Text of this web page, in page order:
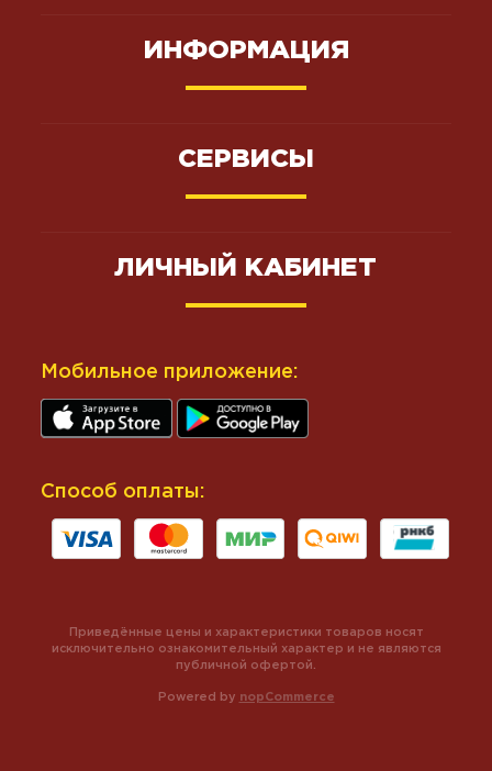
ИНФОРМАЦИЯ
СЕРВИСЫ
ЛИЧНЫЙ КАБИНЕТ
Мобильное приложение:
Способ оплаты:
Powered by nopCommerce
Приведённые цены и характеристики товаров носят
исключительно ознакомительный характер и не являются
публичной офертой.